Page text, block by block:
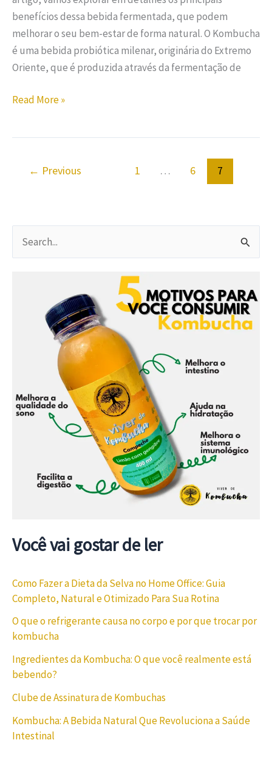
benefícios dessa bebida fermentada, que podem
melhorar o seu bem-estar de forma natural. O Kombucha
é uma bebida probiótica milenar, originária do Extremo
Oriente, que é produzida através da fermentação de
Read More »
← Previous 1 … 6 7
Você vai gostar de ler
Como Fazer a Dieta da Selva no Home Office: Guia
Completo, Natural e Otimizado Para Sua Rotina
O que o refrigerante causa no corpo e por que trocar por
kombucha
Ingredientes da Kombucha: O que você realmente está
bebendo?
Clube de Assinatura de Kombuchas
Kombucha: A Bebida Natural Que Revoluciona a Saúde
Intestinal